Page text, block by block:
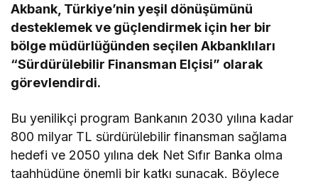
Akbank, Türkiye’nin yeşil dönüşümünü
desteklemek ve güçlendirmek için her bir
bölge müdürlüğünden seçilen Akbanklıları
“Sürdürülebilir Finansman Elçisi” olarak
görevlendirdi.
Bu yenilikçi program Bankanın 2030 yılına kadar
800 milyar TL sürdürülebilir finansman sağlama
hedefi ve 2050 yılına dek Net Sıfır Banka olma
taahhüdüne önemli bir katkı sunacak. Böylece